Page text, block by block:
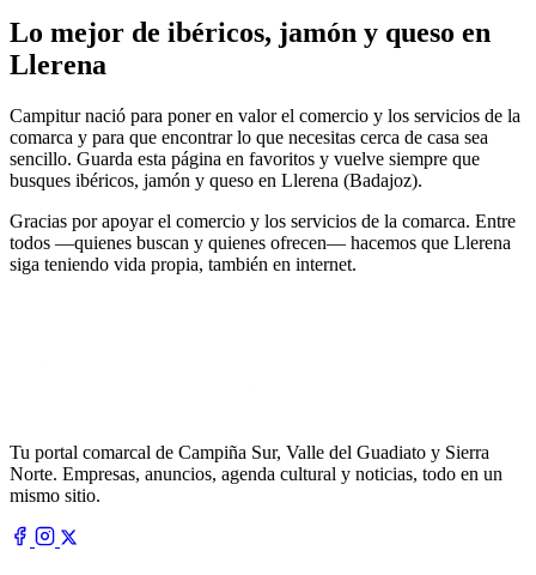
Lo mejor de ibéricos, jamón y queso en
Llerena
Campitur nació para poner en valor el comercio y los servicios de la
comarca y para que encontrar lo que necesitas cerca de casa sea
sencillo. Guarda esta página en favoritos y vuelve siempre que
busques ibéricos, jamón y queso en Llerena (Badajoz).
Gracias por apoyar el comercio y los servicios de la comarca. Entre
todos —quienes buscan y quienes ofrecen— hacemos que Llerena
siga teniendo vida propia, también en internet.
Tu portal comarcal de Campiña Sur, Valle del Guadiato y Sierra
Norte. Empresas, anuncios, agenda cultural y noticias, todo en un
mismo sitio.